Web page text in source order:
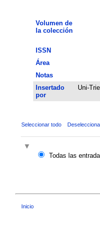
Volumen de
la colección
ISSN
Área
Notas
Insertado
por
Uni-
Seleccionar todo
Todas las
Inicio